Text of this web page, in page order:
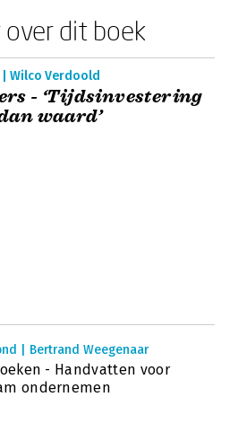
over dit boek
| Wilco Verdoold
- ‘Tijdsinvestering
waard’
| Bertrand Weegenaar
- Handvatten voor
ondernemen